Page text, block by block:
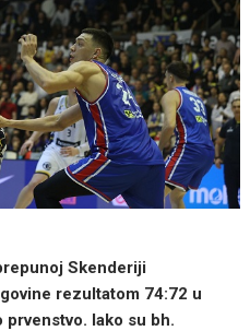
Skenderiji
rezultatom 74:72 u
Iako su bh.